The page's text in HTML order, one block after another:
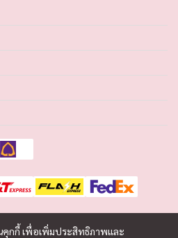
คุกกี้ เพื่อเพิ่มประสิทธิภาพและ